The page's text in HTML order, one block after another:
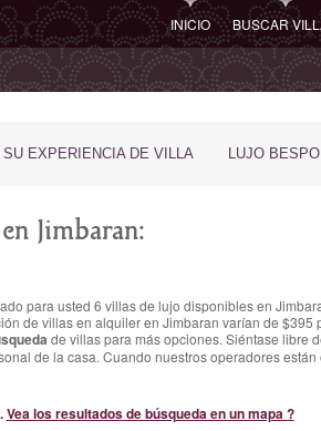
INICIO BUSCAR
SU EXPERIENCIA DE VILLA LUJO
Jimbaran:
para usted 6 villas de lujo disponibles en
de villas en alquiler en Jimbaran varían de $395
de villas para más opciones. Siéntase libre
de la casa. Cuando nuestros operadores
Vea los resultados de búsqueda en un mapa ?